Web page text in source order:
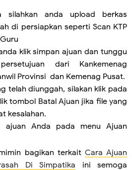
silahkan anda upload berkas
di persiapkan seperti Scan KTP
klik simpan ajuan dan tunggu
dari Kankemenag
Provinsi dan Kemenag Pusat.
telah diunggah, silakan klik pada
tombol Batal Ajuan jika file yang
kesalahan.
ajuan Anda pada menu Ajuan
bagikan terkait Cara Ajuan
Di Simpatika ini semoga